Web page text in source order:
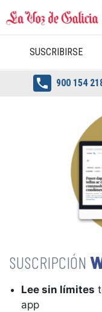
SUSCRIBIRSE
 900 154
Lee sin límites
app